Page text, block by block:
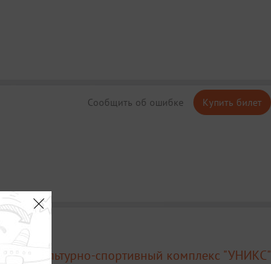
Сообщить об ошибке Купить билет
Место:
Культурно-спортивный комплекс "УНИКС"